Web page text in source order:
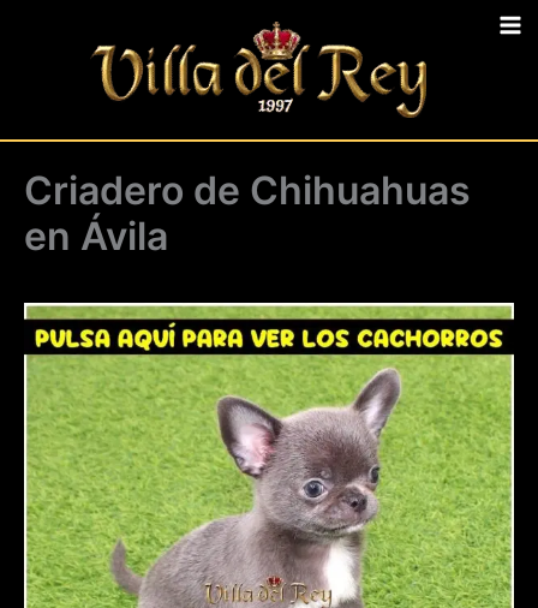
Criadero de Chihuahuas
en Ávila